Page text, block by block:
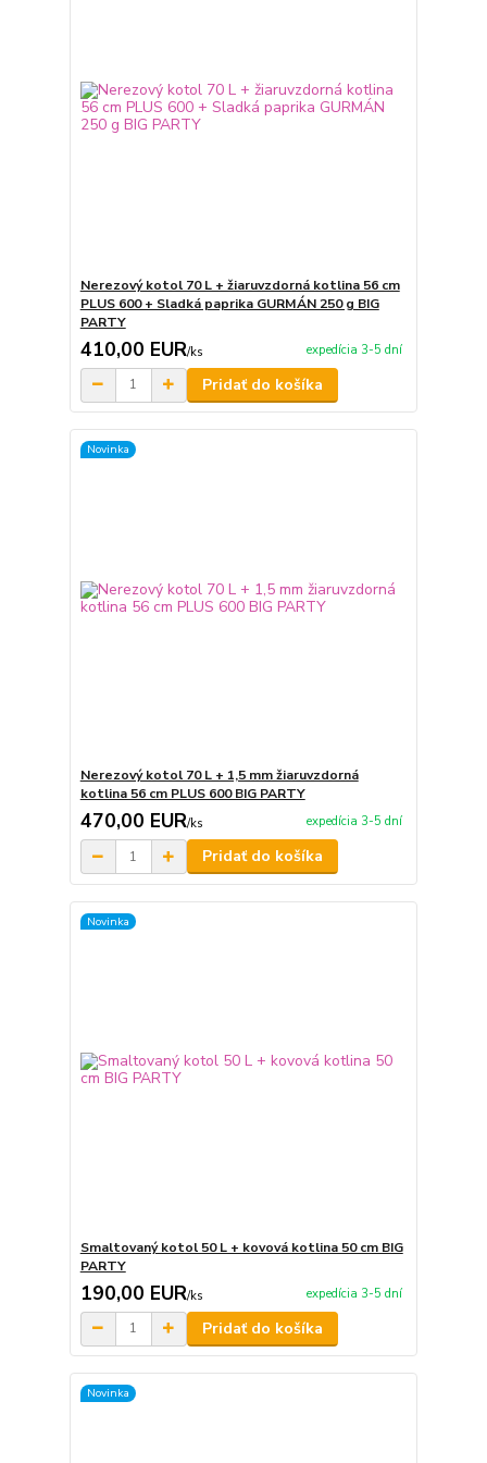
Nerezový kotol 70 L + žiaruvzdorná kotlina 56 cm
PLUS 600 + Sladká paprika GURMÁN 250 g BIG
PARTY
410,00 EUR/ks expedícia 3-5 dní
Pridať do košíka
Novinka
Nerezový kotol 70 L + 1,5 mm žiaruvzdorná
kotlina 56 cm PLUS 600 BIG PARTY
470,00 EUR/ks expedícia 3-5 dní
Pridať do košíka
Novinka
Smaltovaný kotol 50 L + kovová kotlina 50 cm BIG
PARTY
190,00 EUR/ks expedícia 3-5 dní
Pridať do košíka
Novinka